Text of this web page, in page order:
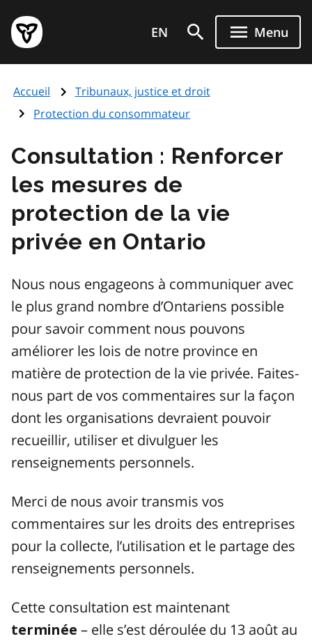
au
contenu
principal
Page
d'accueil
de
l'Ontario
EN Menu
Accueil
Tribunaux, justice et droit
Protection du consommateur
Consultation : Renforcer
les mesures de
protection de la vie
privée en Ontario
Nous nous engageons à communiquer avec
le plus grand nombre d’Ontariens possible
pour savoir comment nous pouvons
améliorer les lois de notre province en
matière de protection de la vie privée. Faites-
nous part de vos commentaires sur la façon
dont les organisations devraient pouvoir
recueillir, utiliser et divulguer les
renseignements personnels.
Merci de nous avoir transmis vos
commentaires sur les droits des entreprises
pour la collecte, l’utilisation et le partage des
renseignements personnels.
Cette consultation est maintenant
terminée – elle s’est déroulée du 13 août au